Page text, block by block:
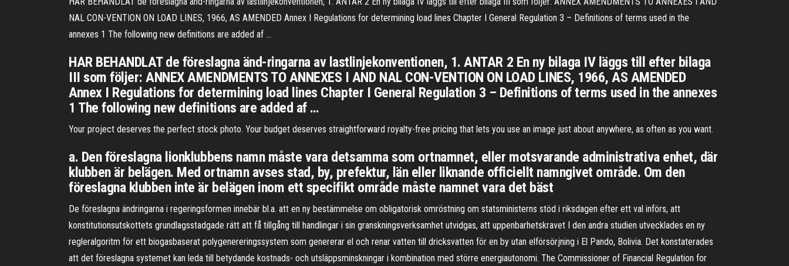
NAL CON-VENTION ON LOAD LINES, 1966, AS AMENDED Annex I Regulations for determining load lines Chapter I General Regulation 3 – Definitions of terms used in the
annexes 1 The following new definitions are added af …
HAR BEHANDLAT de föreslagna änd-ringarna av lastlinjekonventionen, 1. ANTAR 2 En ny bilaga IV läggs till efter bilaga
III som följer: ANNEX AMENDMENTS TO ANNEXES I AND NAL CON-VENTION ON LOAD LINES, 1966, AS AMENDED
Annex I Regulations for determining load lines Chapter I General Regulation 3 – Definitions of terms used in the annexes
1 The following new definitions are added af …
Your project deserves the perfect stock photo. Your budget deserves straightforward royalty-free pricing that lets you use an image just about anywhere, as often as you want.
a. Den föreslagna lionklubbens namn måste vara detsamma som ortnamnet, eller motsvarande administrativa enhet, där
klubben är belägen. Med ortnamn avses stad, by, prefektur, län eller liknande officiellt namngivet område. Om den
föreslagna klubben inte är belägen inom ett specifikt område måste namnet vara det bäst
De föreslagna ändringarna i regeringsformen innebär bl.a. att en ny bestämmelse om obligatorisk omröstning om statsministerns stöd i riksdagen efter ett val införs, att
konstitutionsutskottets grundlagsstadgade rätt att få tillgång till handlingar i sin granskningsverksamhet utvidgas, att uppenbarhetskravet I den andra studien utvecklades en ny
regleralgoritm för ett biogasbaserat polygenereringssystem som genererar el och renar vatten till dricksvatten för en by utan elförsörjning i El Pando, Bolivia. Det konstaterades
att det föreslagna systemet kan leda till betydande kostnads- och utsläppsminskningar i kombination med större energiautonomi. The Commissioner of Financial Regulation for